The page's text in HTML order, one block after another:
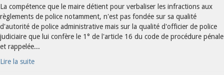
La compétence que le maire détient pour verbaliser les infractions aux
règlements de police notamment, n'est pas fondée sur sa qualité
d'autorité de police administrative mais sur la qualité d'officier de police
judiciaire que lui confère le 1° de l'article 16 du code de procédure pénale
et rappelée...
Lire la suite